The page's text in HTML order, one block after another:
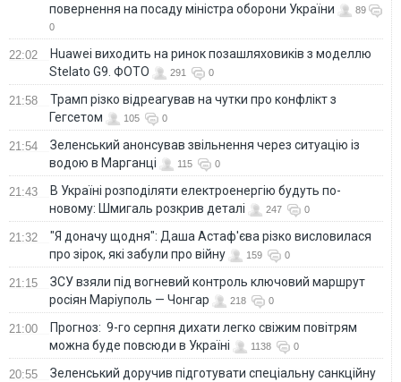
повернення на посаду міністра оборони України
89
0
22:02
Huawei виходить на ринок позашляховиків з моделлю
Stelato G9. ФОТО
291 0
21:58
Трамп різко відреагував на чутки про конфлікт з
Гегсетом
105 0
21:54
Зеленський анонсував звільнення через ситуацію із
водою в Марганці
115 0
21:43
В Україні розподіляти електроенергію будуть по-
новому: Шмигаль розкрив деталі
247 0
21:32
"Я доначу щодня": Даша Астаф'єва різко висловилася
про зірок, які забули про війну
159 0
21:15
ЗСУ взяли під вогневий контроль ключовий маршрут
росіян Маріуполь — Чонгар
218 0
21:00
Прогноз: 9-го серпня дихати легко свіжим повітрям
можна буде повсюди в Україні
1138 0
20:55
Зеленський доручив підготувати спеціальну санкційну